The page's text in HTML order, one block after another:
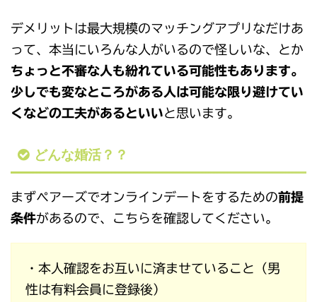
デメリットは最大規模のマッチングアプリなだけあ
って、本当にいろんな人がいるので怪しいな、とか
ちょっと不審な人も紛れている可能性もあります。
少しでも変なところがある人は可能な限り避けてい
くなどの工夫があるといいと思います。
どんな婚活？？
まずペアーズでオンラインデートをするための前提
条件があるので、こちらを確認してください。
・本人確認をお互いに済ませていること（男
性は有料会員に登録後）